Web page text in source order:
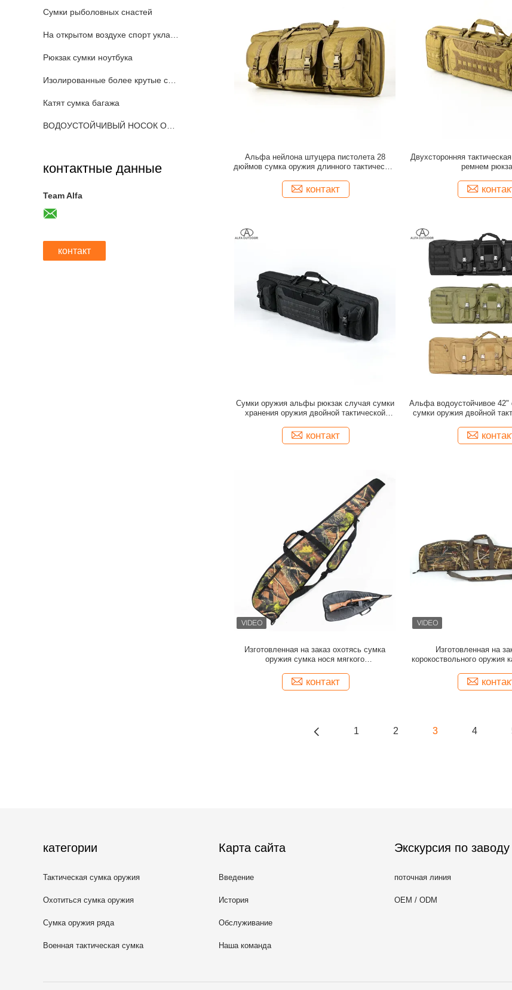
Сумки рыболовных снастей
На открытом воздухе спорт укладывают рюкзак
Рюкзак сумки ноутбука
Изолированные более крутые сумки
Катят сумка багажа
ВОДОУСТОЙЧИВЫЙ НОСОК ОРУЖИЯ
контактные данные
Team Alfa
контакт
Альфа нейлона штуцера пистолета 28
дюймов сумка оружия длинного тактическая
контакт
Двухсторонняя
ремнем
Сумки оружия альфы рюкзак случая сумки
хранения оружия двойной тактической
прополосканный с регулируемым ремнем
контакт
Альфа водоустойчивое 42"
сумки оружия двойной
Изготовленная на заказ охотясь сумка
оружия сумка нося мягкого
Scoped 52 дюймов с вспомогательными
карманами молнии
контакт
Изготовленная на
корокоствольного оружия
ремнем для на
1 2 3 4
категории
Тактическая сумка оружия
Охотиться сумка оружия
Сумка оружия ряда
Военная тактическая сумка
Карта сайта
Введение
История
Обслуживание
Наша команда
Экскурсия по заводу
поточная линия
OEM / ODM